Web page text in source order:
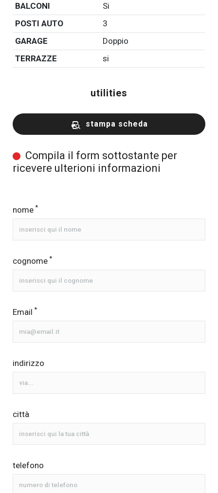
BALCONI
Si
POSTI AUTO
3
GARAGE
Doppio
TERRAZZE
si
utilities
stampa scheda
Compila il form sottostante per
ricevere ulterioni informazioni
nome*
cognome*
Email*
indirizzo
città
telefono